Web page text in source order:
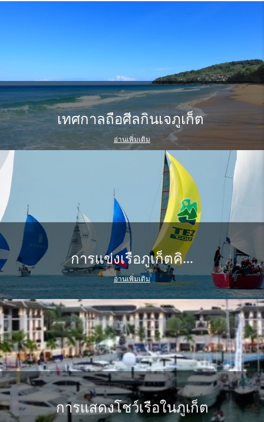
เทศกาลถือศีลกินเจภูเก็ต
อ่านเพิ่มเติม
การแข่งเรือภูเก็ตคิ...
อ่านเพิ่มเติม
การแสดงโชว์เรือในภูเก็ต